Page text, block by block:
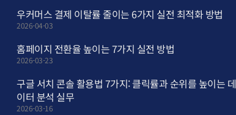
우커머스 결제 이탈률 줄이는 6가지 실전 최적화 방법
2026-04-03
홈페이지 전환율 높이는 7가지 실전 방법
2026-03-23
구글 서치 콘솔 활용법 7가지: 클릭률과 순위를 높이는 데
이터 분석 실무
2026-03-16